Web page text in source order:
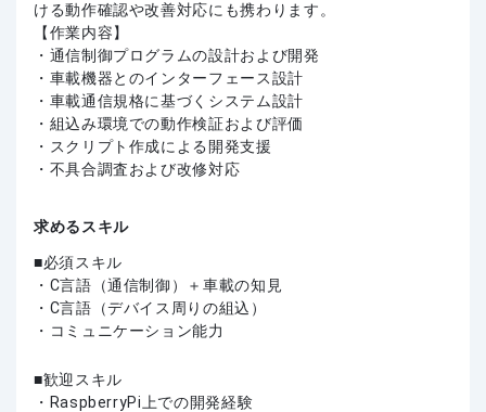
ける動作確認や改善対応にも携わります。
【作業内容】
・通信制御プログラムの設計および開発
・車載機器とのインターフェース設計
・車載通信規格に基づくシステム設計
・組込み環境での動作検証および評価
・スクリプト作成による開発支援
・不具合調査および改修対応
求めるスキル
必須スキル
・C言語（通信制御）＋車載の知見
・C言語（デバイス周りの組込）
・コミュニケーション能力
歓迎スキル
・RaspberryPi上での開発経験